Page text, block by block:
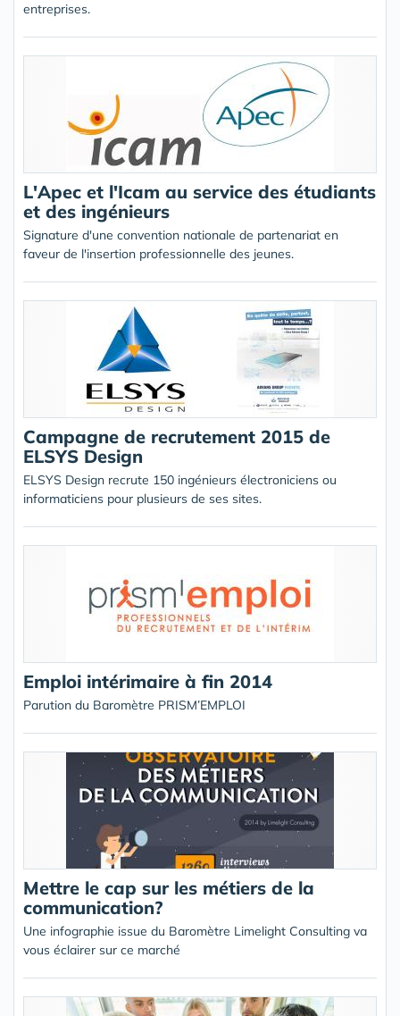
entreprises.
L'Apec et l'Icam au service des étudiants
et des ingénieurs
Signature d'une convention nationale de partenariat en
faveur de l'insertion professionnelle des jeunes.
Campagne de recrutement 2015 de
ELSYS Design
ELSYS Design recrute 150 ingénieurs électroniciens ou
informaticiens pour plusieurs de ses sites.
Emploi intérimaire à fin 2014
Parution du Baromètre PRISM’EMPLOI
Mettre le cap sur les métiers de la
communication?
Une infographie issue du Baromètre Limelight Consulting va
vous éclairer sur ce marché